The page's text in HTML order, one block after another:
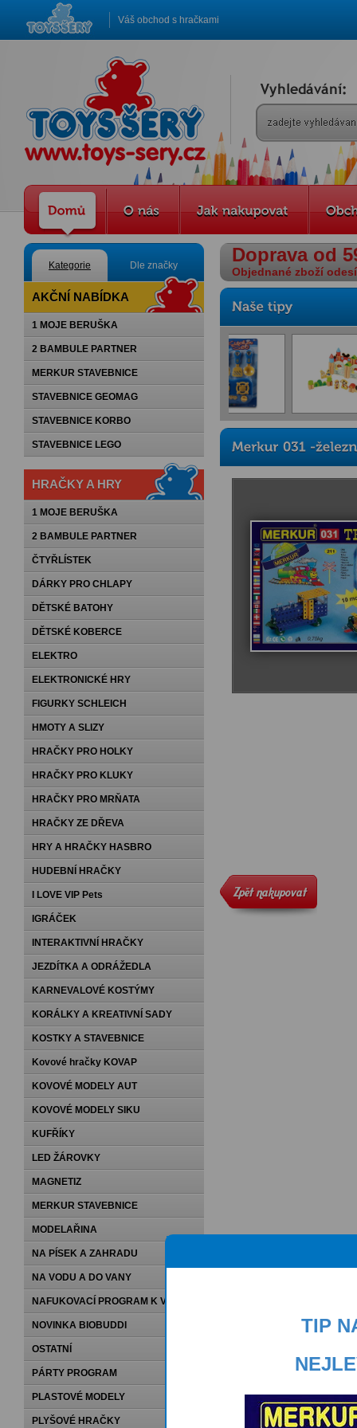
Váš obchod s hračkami
Kategorie Dle značky
AKČNÍ NABÍDKA
1 MOJE BERUŠKA
2 BAMBULE PARTNER
MERKUR STAVEBNICE
STAVEBNICE GEOMAG
STAVEBNICE KORBO
STAVEBNICE LEGO
HRAČKY A HRY
1 MOJE BERUŠKA
2 BAMBULE PARTNER
ČTYŘLÍSTEK
DÁRKY PRO CHLAPY
DĚTSKÉ BATOHY
DĚTSKÉ KOBERCE
ELEKTRO
ELEKTRONICKÉ HRY
FIGURKY SCHLEICH
HMOTY A SLIZY
HRAČKY PRO HOLKY
HRAČKY PRO KLUKY
HRAČKY PRO MRŇATA
HRAČKY ZE DŘEVA
HRY A HRAČKY HASBRO
HUDEBNÍ HRAČKY
I LOVE VIP Pets
IGRÁČEK
INTERAKTIVNÍ HRAČKY
JEZDÍTKA A ODRÁŽEDLA
KARNEVALOVÉ KOSTÝMY
KORÁLKY A KREATIVNÍ SADY
KOSTKY A STAVEBNICE
Kovové hračky KOVAP
KOVOVÉ MODELY AUT
KOVOVÉ MODELY SIKU
KUFŘÍKY
LED ŽÁROVKY
MAGNETIZ
MERKUR STAVEBNICE
MODELAŘINA
NA PÍSEK A ZAHRADU
NA VODU A DO VANY
NAFUKOVACÍ PROGRAM K VODĚ
NOVINKA BIOBUDDI
OSTATNÍ
PÁRTY PROGRAM
PLASTOVÉ MODELY
PLYŠOVÉ HRAČKY
Doprava od
Objednané zboží
TIP